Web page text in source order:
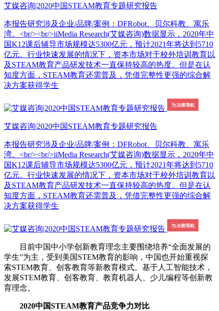
艾媒咨询|2020中国STEAM教育专题研究报告
本报告研究涉及企业/品牌/案例：DFRobot、贝尔科教、寓乐
湾。<br/><br/>iiMedia Research(艾媒咨询)数据显示，2020年中
国K12课后辅导市场规模达5300亿元，预计2021年将达到5710
亿元。行业快速发展的情况下，资本市场对于校外培训教育以
及STEAM教育产品研发技术一直保持较高的热度。但是在认
知度方面，STEAM教育还需普及，凭借完整性更强的综合解
决方案获得学生
艾媒咨询|2020中国STEAM教育专题研究报告
本报告研究涉及企业/品牌/案例：DFRobot、贝尔科教、寓乐
湾。<br/><br/>iiMedia Research(艾媒咨询)数据显示，2020年中
国K12课后辅导市场规模达5300亿元，预计2021年将达到5710
亿元。行业快速发展的情况下，资本市场对于校外培训教育以
及STEAM教育产品研发技术一直保持较高的热度。但是在认
知度方面，STEAM教育还需普及，凭借完整性更强的综合解
决方案获得学生
目前中国中小学创新教育理念主要围绕培养“全面发展的
学生”为主，受到美国STEM教育的影响，中国也开始重视探
索STEM教育、创客教育等新教育模式。基于人工智能技术，
发展STEM教育、创客教育、教育机器人、少儿编程等创新教
育理念。
2020中国STEAM教育产品竞争力对比